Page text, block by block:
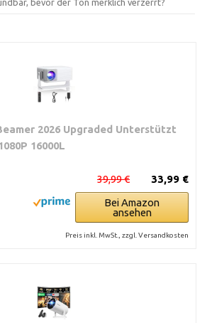
bevor der Ton merklich verzerrt?
2026 Upgraded Unterstützt
16000L
33,99 €
39,99 €
Bei Amazon
ansehen
Preis inkl. MwSt., zzgl. Versandkosten